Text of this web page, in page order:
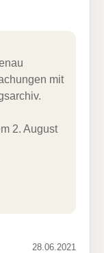
mit
2. August
28.06.2021